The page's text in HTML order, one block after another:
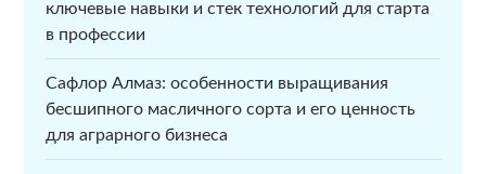
ключевые навыки и стек технологий для старта
в профессии
Сафлор Алмаз: особенности выращивания
бесшипного масличного сорта и его ценность
для аграрного бизнеса